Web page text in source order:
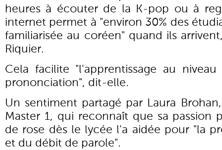
heures à écouter de la K-pop ou à
internet permet à "environ 30% des
familiarisée au coréen" quand ils
Riquier.
Cela facilite "l'apprentissage au
prononciation", dit-elle.
Un sentiment partagé par Laura
Master 1, qui reconnaît que sa passion
de rose dès le lycée l'a aidée pour "la
et du débit de parole".